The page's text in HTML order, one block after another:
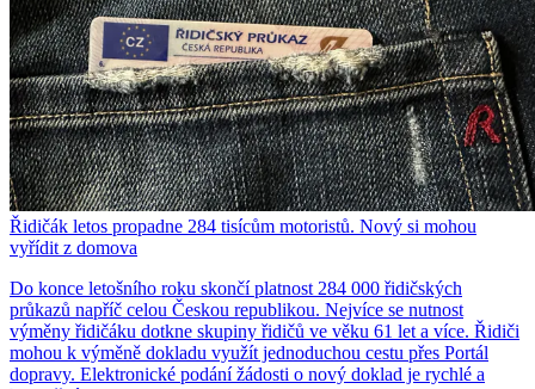
Řidičák letos propadne 284 tisícům motoristů. Nový si mohou
vyřídit z domova
Do konce letošního roku skončí platnost 284 000 řidičských
průkazů napříč celou Českou republikou. Nejvíce se nutnost
výměny řidičáku dotkne skupiny řidičů ve věku 61 let a více. Řidiči
mohou k výměně dokladu využít jednoduchou cestu přes Portál
dopravy. Elektronické podání žádosti o nový doklad je rychlé a